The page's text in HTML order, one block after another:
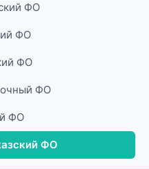
ФО
ФО
ФО
ФО
ФО
ФО